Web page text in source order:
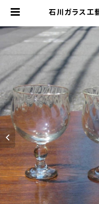
石川ガラス工藝舎 網目ワイン
のリサイ